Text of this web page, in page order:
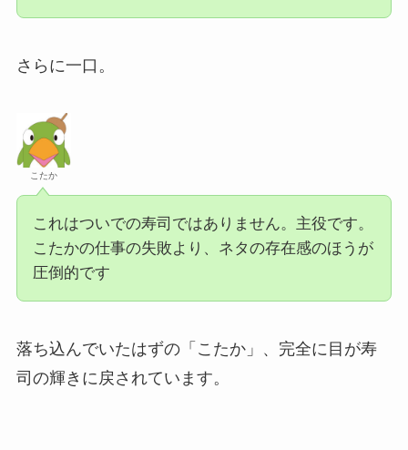
さらに一口。
こたか
これはついでの寿司ではありません。主役です。
こたかの仕事の失敗より、ネタの存在感のほうが
圧倒的です
落ち込んでいたはずの「こたか」、完全に目が寿
司の輝きに戻されています。